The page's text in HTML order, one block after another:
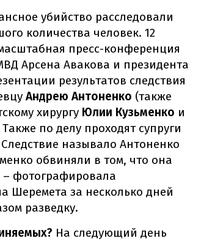
убийство расследовали
количества человек. 12
пресс-конференция
Арсена Авакова и президента
результатов следствия
Андрею Антоненко (также
хирургу Юлии Кузьменко и
Также по делу проходят супруги
называло Антоненко
обвиняли в том, что она
– фотографировала
Шеремета за несколько дней
разведку.
На следующий день